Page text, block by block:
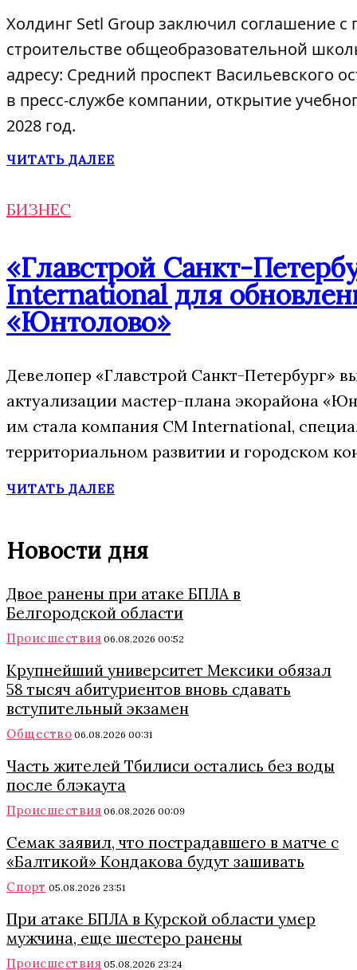
Холдинг Setl Group заключил соглашение с
строительстве общеобразовательной
адресу: Средний проспект Васильевского
в пресс-службе компании, открытие
2028 год.
ЧИТАТЬ ДАЛЕЕ
БИЗНЕС
«Главстрой Санкт-
International для
«Юнтолово»
Девелопер «Главстрой Санкт-Петербург»
актуализации мастер-плана экорайона
им стала компания CM International,
территориальном развитии и городском
ЧИТАТЬ ДАЛЕЕ
Новости дня
Двое ранены при атаке БПЛА в
Белгородской области
Происшествия 06.08.2026 00:52
Крупнейший университет Мексики обязал
58 тысяч абитуриентов вновь сдавать
вступительный экзамен
Общество 06.08.2026 00:31
Часть жителей Тбилиси остались без воды
после блэкаута
Происшествия 06.08.2026 00:09
Семак заявил, что пострадавшего в матче с
«Балтикой» Кондакова будут зашивать
Спорт 05.08.2026 23:51
При атаке БПЛА в Курской области умер
мужчина, еще шестеро ранены
Происшествия 05.08.2026 23:24